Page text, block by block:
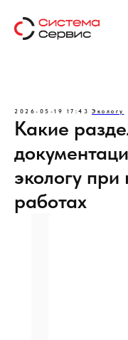
2026-05-19 17:43 Экологу
Какие
экологу
работах